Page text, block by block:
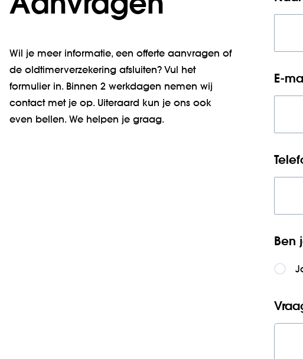
Aanvragen
Wil je meer informatie, een offerte aanvragen of
de oldtimerverzekering afsluiten? Vul het
formulier in. Binnen 2 werkdagen nemen wij
contact met je op. Uiteraard kun je ons ook
even bellen. We helpen je graag.
E-
Ben